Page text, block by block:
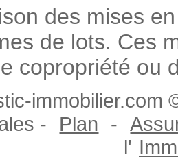
des mises
de lots. Ces
copropriété ou
immobilier.com
-
Plan -
l'